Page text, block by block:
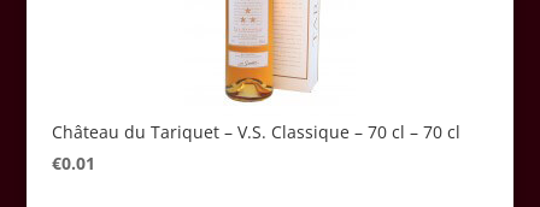
Château du Tariquet – V.S. Classique – 70 cl – 70 cl
€0.01